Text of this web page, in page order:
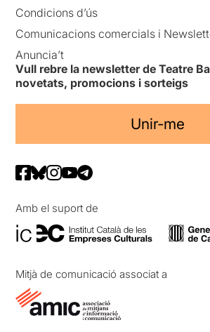
Condicions d’ús
Comunicacions comercials i
Anuncia’t
Vull rebre la newsletter de Teatre
novetats, promocions i sorteigs
Unir-me
Amb el suport de
Mitjà de comunicació associat a